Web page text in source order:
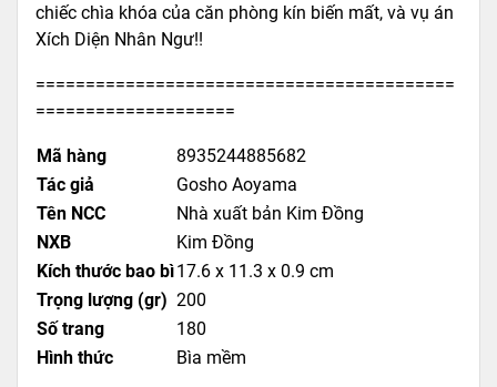
chiếc chìa khóa của căn phòng kín biến mất, và vụ án
Xích Diện Nhân Ngư!!
==========================================
====================
Mã hàng
8935244885682
Tác giả
Gosho Aoyama
Tên NCC
Nhà xuất bản Kim Đồng
NXB
Kim Đồng
Kích thước bao bì17.6 x 11.3 x 0.9 cm
Trọng lượng (gr) 200
Số trang
180
Hình thức
Bìa mềm